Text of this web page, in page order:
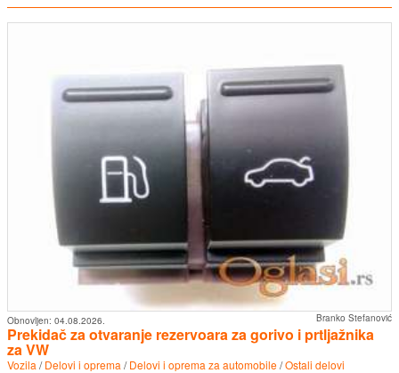
Branko Stefanović
Obnovljen: 04.08.2026.
Prekidač za otvaranje rezervoara za gorivo i prtljažnika
za VW
Vozila /Delovi i oprema /Delovi i oprema za automobile/Ostali delovi